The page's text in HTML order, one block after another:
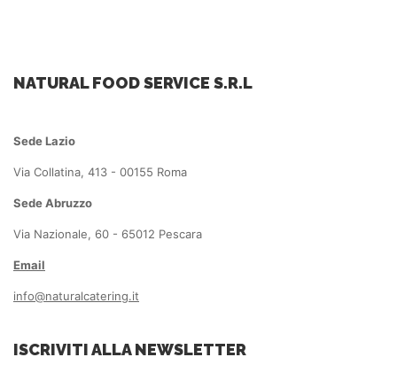
NATURAL FOOD SERVICE S.R.L
Sede Lazio
Via Collatina, 413 - 00155 Roma
Sede Abruzzo
Via Nazionale, 60 - 65012 Pescara
Email
info@naturalcatering.it
ISCRIVITI ALLA NEWSLETTER